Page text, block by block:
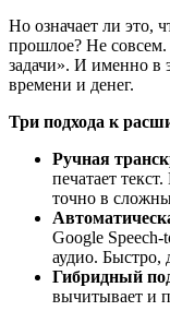
Но означает ли это,
прошлое? Не
задачи». И именно в
времени и денег.
Три подхода к
Ручная
печатает
точно в
Google Speech-
аудио. Быстро,
Гибридный
вычитывает и